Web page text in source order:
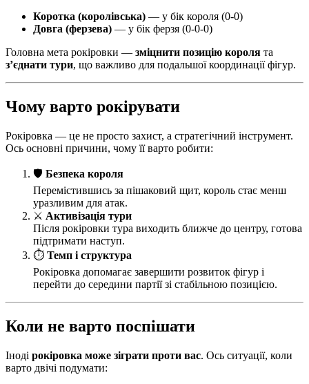
Коротка (королівська) — у бік короля (0-0)
Довга (ферзева) — у бік ферзя (0-0-0)
Головна мета рокіровки — зміцнити позицію короля та
з’єднати тури, що важливо для подальшої координації фігур.
Чому варто рокірувати
Рокіровка — це не просто захист, а стратегічний інструмент.
Ось основні причини, чому її варто робити:
🛡 Безпека короля
Перемістившись за пішаковий щит, король стає менш
уразливим для атак.
⚔️ Активізація тури
Після рокіровки тура виходить ближче до центру, готова
підтримати наступ.
⏱ Темп і структура
Рокіровка допомагає завершити розвиток фігур і
перейти до середини партії зі стабільною позицією.
Коли не варто поспішати
Іноді рокіровка може зіграти проти вас. Ось ситуації, коли
варто двічі подумати: